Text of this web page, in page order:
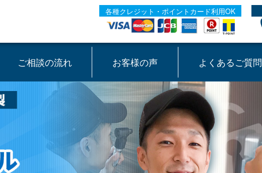
各種クレジット・ポイントカード利用OK
ご相談の流れ お客様の声 よくあるご質問